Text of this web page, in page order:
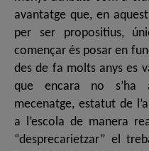
avantatge que, en
per ser propositius,
començar és posar en
des de fa molts anys es
que encara no s’ha
mecenatge, estatut de
a l’escola de manera
“desprecarietzar” el